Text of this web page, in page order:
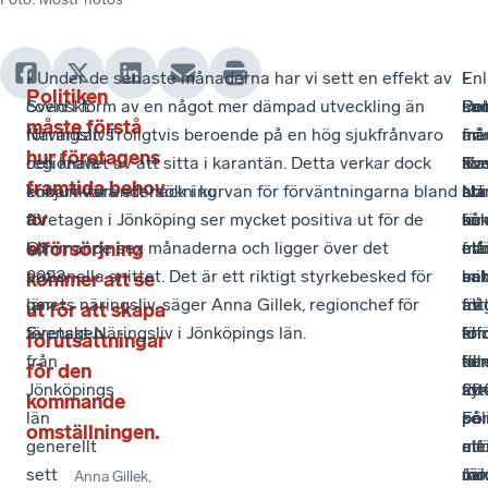
Politiken
måste förstå
hur företagens
framtida behov
av
elförsörjning
kommer att se
ut för att skapa
förutsättningar
för den
kommande
omställningen.
Anna Gillek,
I
Svenskt
Näringslivs
regionala
konjunkturundersökning
för
Q1
2022
ger
företagen
från
Jönköpings
län
generellt
sett
- Under de senaste månaderna har vi sett en effekt av
covid i form av en något mer dämpad utveckling än
förväntat. Troligtvis beroende på en hög sjukfrånvaro
och kravet av att sitta i karantän. Detta verkar dock
enbart vara ett hack i kurvan för förväntningarna bland
företagen i Jönköping ser mycket positiva ut för de
kommande sex månaderna och ligger över det
nationella snittet. Det är ett riktigt styrkebesked för
länets näringsliv, säger Anna Gillek, regionchef för
Svenskt Näringsliv i Jönköpings län.
I
ett
syn
på
-
är
att
så
för
att
till
För
att
-
hur
av
att
se
ut
för